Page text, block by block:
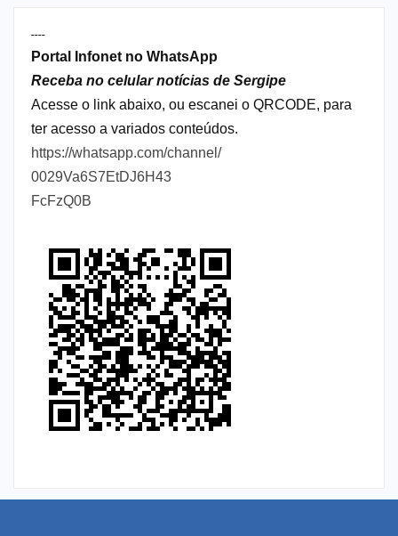
----
Portal Infonet no WhatsApp
Receba no celular notícias de Sergipe
Acesse o link abaixo, ou escanei o QRCODE, para
ter acesso a variados conteúdos.
https://whatsapp.com/channel/
0029Va6S7EtDJ6H43
FcFzQ0B